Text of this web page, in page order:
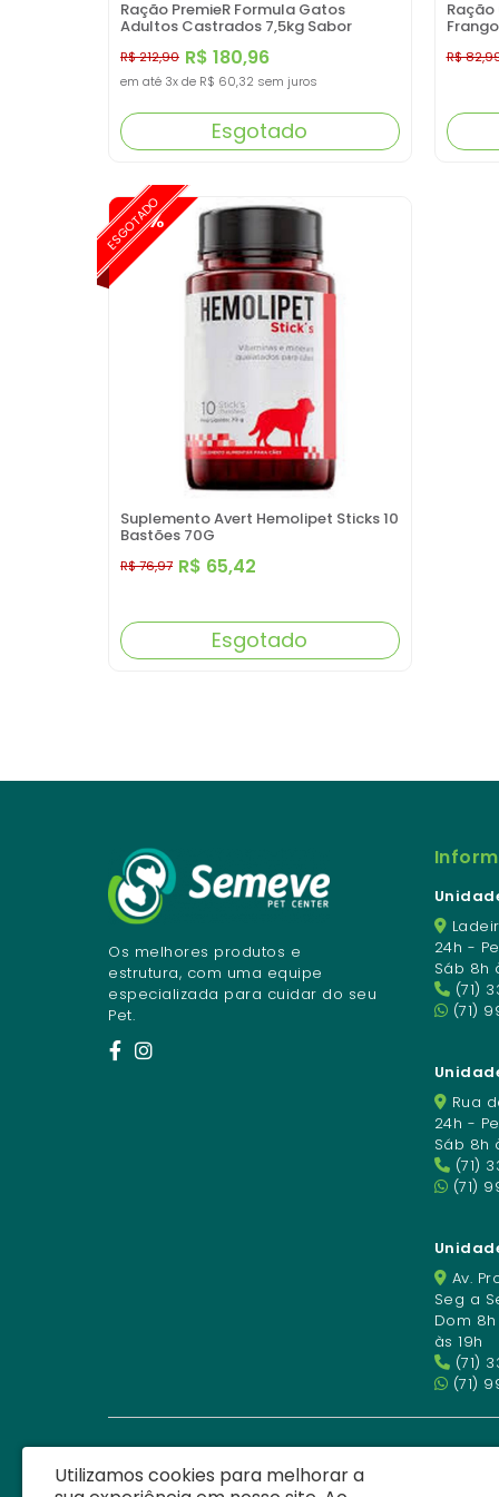
Ração PremieR Formula Gatos
Adultos Castrados 7,5kg Sabor
R$ 180,96
R$ 212,90
em até 3x de R$ 60,32 sem juros
Esgotado
R$
ESGOTADO
Suplemento Avert Hemolipet Sticks 10
Bastões 70G
R$ 65,42
R$ 76,97
-15%
Esgotado
Os melhores produtos e
estrutura, com uma equipe
especializada para cuidar do seu
Pet.
24h -
Sáb 8h
(71)
(71)
Rua
24h -
Sáb 8h
(71)
(71)
Av.
Seg a
Dom
às 19h
(71)
(71)
Utilizamos cookies para melhorar a